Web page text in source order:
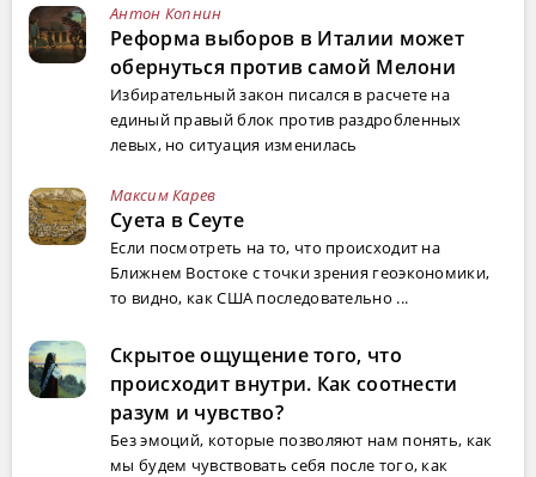
Антон Копнин
Реформа выборов в Италии может
обернуться против самой Мелони
Избирательный закон писался в расчете на
единый правый блок против раздробленных
левых, но ситуация изменилась
Максим Карев
Суета в Сеуте
Если посмотреть на то, что происходит на
Ближнем Востоке с точки зрения геоэкономики,
то видно, как США последовательно ...
Скрытое ощущение того, что
происходит внутри. Как соотнести
разум и чувство?
Без эмоций, которые позволяют нам понять, как
мы будем чувствовать себя после того, как